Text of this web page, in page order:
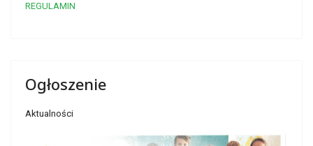
REGULAMIN
Ogłoszenie
Aktualności